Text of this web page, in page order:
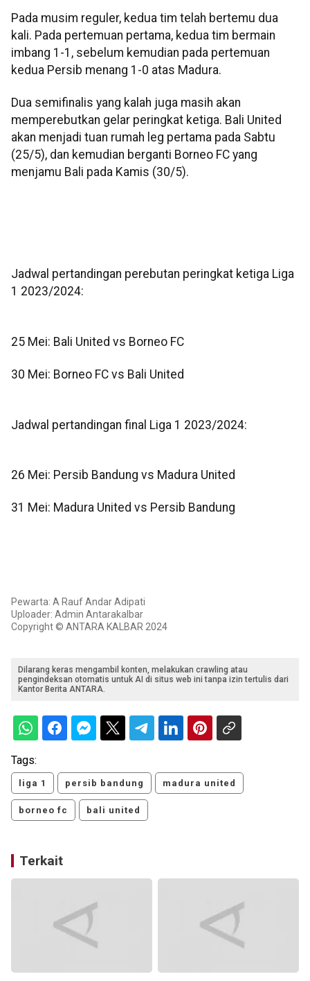
Pada musim reguler, kedua tim telah bertemu dua
kali. Pada pertemuan pertama, kedua tim bermain
imbang 1-1, sebelum kemudian pada pertemuan
kedua Persib menang 1-0 atas Madura.
Dua semifinalis yang kalah juga masih akan
memperebutkan gelar peringkat ketiga. Bali United
akan menjadi tuan rumah leg pertama pada Sabtu
(25/5), dan kemudian berganti Borneo FC yang
menjamu Bali pada Kamis (30/5).
Jadwal pertandingan perebutan peringkat ketiga Liga
1 2023/2024:
25 Mei: Bali United vs Borneo FC
30 Mei: Borneo FC vs Bali United
Jadwal pertandingan final Liga 1 2023/2024:
26 Mei: Persib Bandung vs Madura United
31 Mei: Madura United vs Persib Bandung
Pewarta: A Rauf Andar Adipati
Uploader: Admin Antarakalbar
Copyright © ANTARA KALBAR 2024
Dilarang keras mengambil konten, melakukan crawling atau
pengindeksan otomatis untuk AI di situs web ini tanpa izin tertulis dari
Kantor Berita ANTARA.
Tags:
liga 1 persib bandung madura united
borneo fc bali united
Terkait